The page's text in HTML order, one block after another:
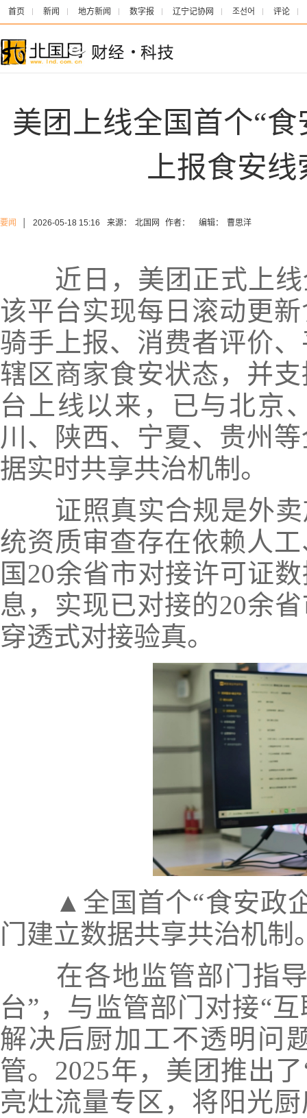
首页 新闻 地方新闻 数字报 辽宁记协网 조선어 评论
美团上线全国首个“
上报食安
要闻 2026-05-18 15:16 来源： 北国网 作者： 编辑： 曹思洋
近日，美团正式上线
该平台实现每日滚动更
骑手上报、消费者评价
辖区商家食安状态，并
台上线以来，已与北京
川、陕西、宁夏、贵州
据实时共享共治机制。
证照真实合规是外卖
统资质审查存在依赖人
国20余省市对接许可证
息，实现已对接的20余
穿透式对接验真。
▲全国首个“食安政企
门建立数据共享共治机
在各地监管部门指导
台”，与监管部门对接“
解决后厨加工不透明问
管。2025年，美团推出
亮灶流量专区，将阳光